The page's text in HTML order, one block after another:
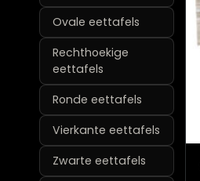
Ovale eettafels
Rechthoekige
eettafels
Ronde eettafels
Vierkante eettafels
Zwarte eettafels